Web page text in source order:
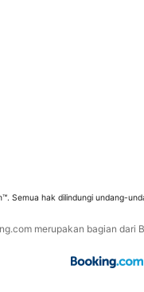
Semua hak dilindungi undang-
merupakan bagian dari